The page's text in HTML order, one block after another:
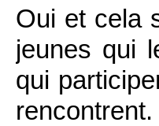
Oui et cela
jeunes qui
qui